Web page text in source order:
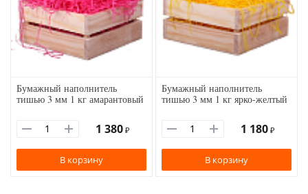
Бумажный наполнитель
тишью 3 мм 1 кг амарантовый
1 380 ₽
В корзину
Бумажный наполнитель
тишью 3 мм 1 кг ярко-желтый
1 180 ₽
В корзину